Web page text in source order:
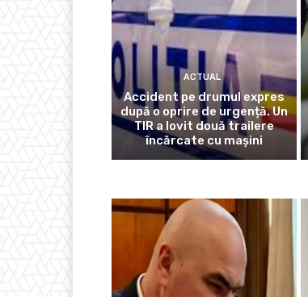
ACTUAL
Accident pe drumul expres
după o oprire de urgență. Un
TIR a lovit două trailere
încărcate cu mașini